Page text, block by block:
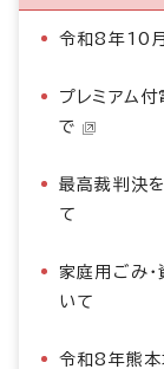
令和8年10月
プレミアム
で
最高裁判決
て
家庭用ごみ
いて
令和8年熊本